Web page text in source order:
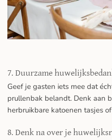
7. Duurzame
Geef je gasten iets mee dat
prullenbak belandt. Denk aan
herbruikbare katoenen tasjes
8. Denk na over je